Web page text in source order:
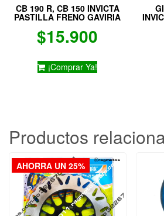
CB 190 R, CB 150 INVICTA
PASTILLA FRENO GAVIRIA
$15.900
¡Comprar Ya!
Productos
AHORRA UN 25%